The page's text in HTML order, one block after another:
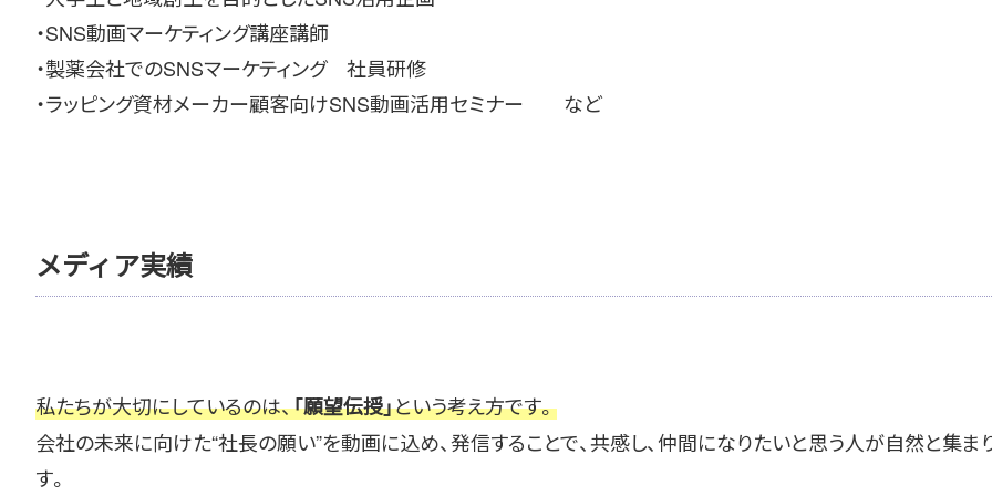
・SNS動画マーケティング講座講師
・製薬会社でのSNSマーケティング 社員研修
・ラッピング資材メーカー顧客向けSNS動画活用セミナー など
メディア実績
私たちが大切にしているのは、「願望伝授」という考え方です。
会社の未来に向けた“社長の願い”を動画に込め、発信することで、共感し、仲間になりたいと思う人が自然と集ま
す。